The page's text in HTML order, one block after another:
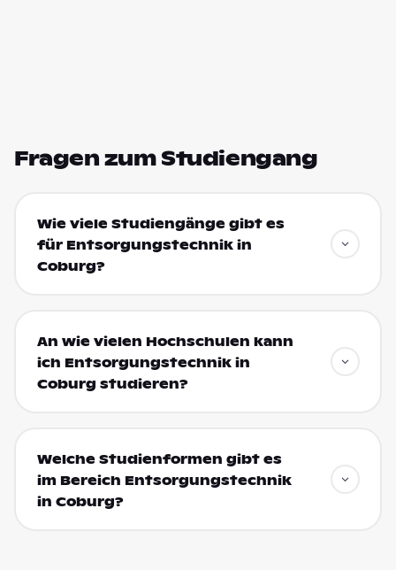
Fragen zum Studiengang
Wie viele Studiengänge gibt es
für Entsorgungstechnik in
Coburg?
An wie vielen Hochschulen kann
ich Entsorgungstechnik in
Coburg studieren?
Welche Studienformen gibt es
im Bereich Entsorgungstechnik
in Coburg?